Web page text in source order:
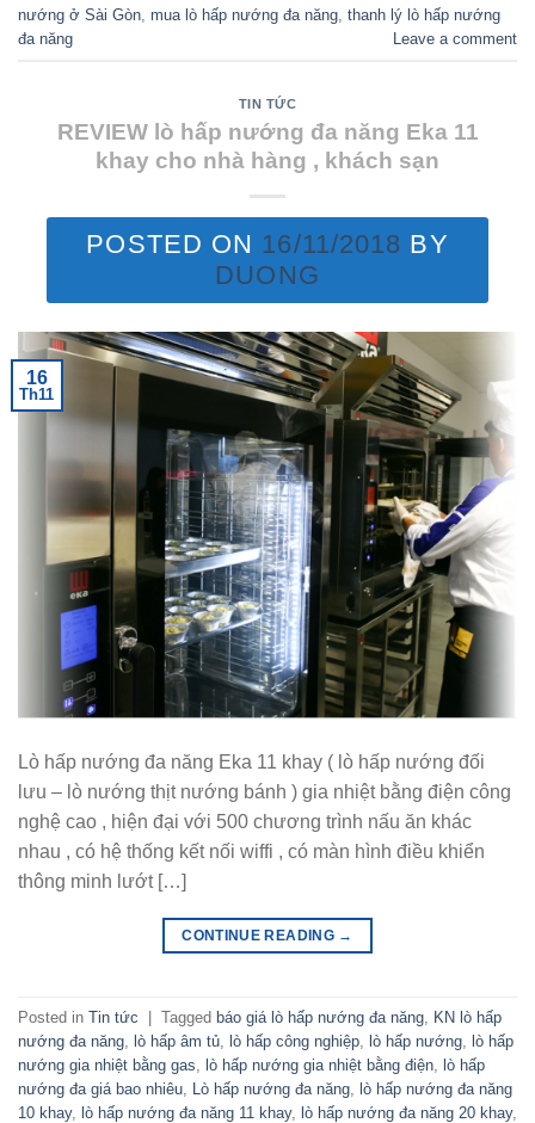
nướng ở Sài Gòn mua lò hấp nướng đa năng thanh lý lò hấp nướng
đa năng
Leave a comment
TIN TỨC
REVIEW lò hấp nướng đa năng Eka 11
khay cho nhà hàng , khách sạn
POSTED ON 16/11/2018 BY
DUONG
16
Th11
Lò hấp nướng đa năng Eka 11 khay ( lò hấp nướng đối
lưu – lò nướng thịt nướng bánh ) gia nhiệt bằng điện công
nghệ cao , hiện đại với 500 chương trình nấu ăn khác
nhau , có hệ thống kết nối wiffi , có màn hình điều khiển
thông minh lướt […]
CONTINUE READING →
Posted in Tin tức | Tagged báo giá lò hấp nướng đa năng KN lò hấp
nướng đa năng lò hấp âm tủ lò hấp công nghiệp lò hấp nướng lò hấp
nướng gia nhiệt bằng gas lò hấp nướng gia nhiệt bằng điện lò hấp
nướng đa giá bao nhiêu Lò hấp nướng đa năng lò hấp nướng đa năng
10 khay, lò hấp nướng đa năng 11 khay, lò hấp nướng đa năng 20 khay,